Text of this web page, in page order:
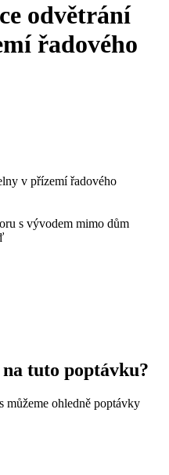
odvětrání
řadového
v přízemí řadového
s vývodem mimo dům
tuto poptávku?
můžeme ohledně poptávky